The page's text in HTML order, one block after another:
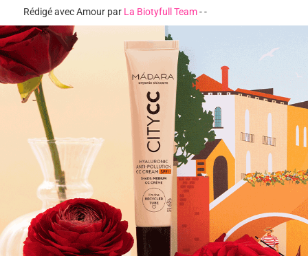
Rédigé avec Amour par La Biotyfull Team--